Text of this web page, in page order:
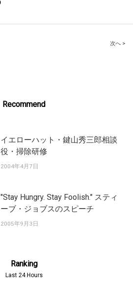
次へ >
Recommend
イエローハット・鍵山秀三郎相談
役・掃除研修
2004年4月7日
"Stay Hungry. Stay Foolish." スティ
ーブ・ジョブスのスピーチ
2005年9月3日
Ranking
Last 24 Hours